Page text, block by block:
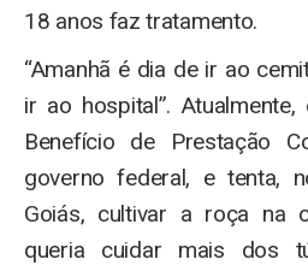
18 anos faz tratamento.
“Amanhã é dia de ir ao
ir ao hospital”.
Benefício de Prestação
governo federal, e tenta,
Goiás, cultivar a roça na
queria cuidar mais dos